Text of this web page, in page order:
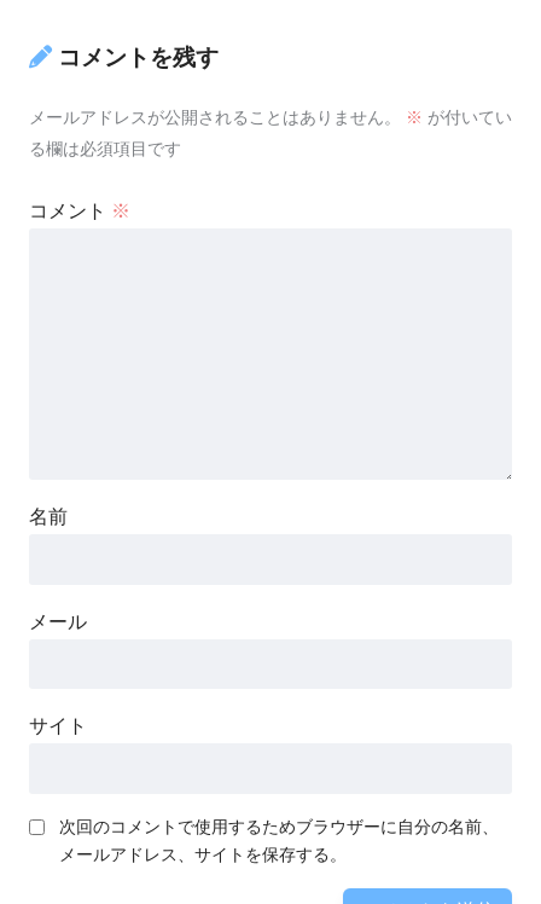
コメントを残す
メールアドレスが公開されることはありません。 ※ が付いてい
る欄は必須項目です
コメント ※
名前
メール
サイト
次回のコメントで使用するためブラウザーに自分の名前、
メールアドレス、サイトを保存する。